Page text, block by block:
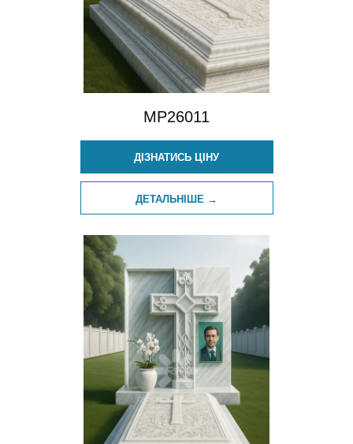
MP26011
ДІЗНАТИСЬ ЦІНУ
ДЕТАЛЬНІШЕ →